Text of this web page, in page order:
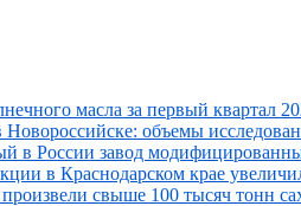
масла за первый квартал
Новороссийске: объемы
в России завод
в Краснодарском крае
свыше 100 тысяч тонн